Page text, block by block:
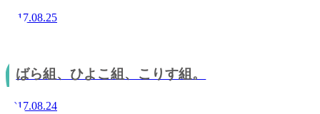
2017.08.25
ばら組、ひよこ組、こりす組。
2017.08.24